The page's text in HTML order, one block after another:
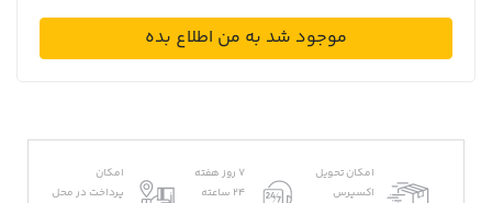
موجود شد به من اطلاع بده
امکان تحویل
اکسپرس
7 روز هفته
24 ساعته
امکان
پرداخت در محل